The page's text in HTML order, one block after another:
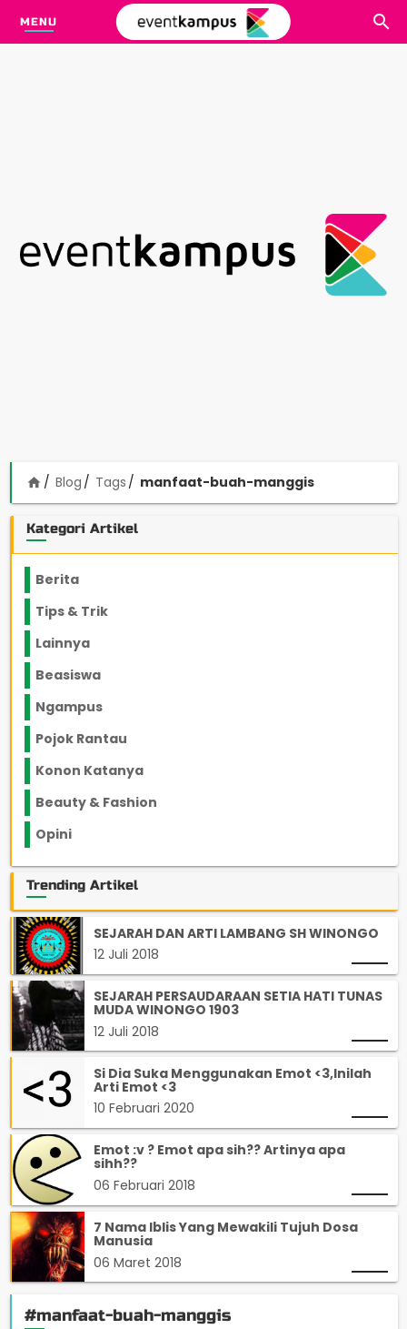
MENU
home Blog Tags manfaat-buah-manggis
Kategori Artikel
Berita
Tips & Trik
Lainnya
Beasiswa
Ngampus
Pojok Rantau
Konon Katanya
Beauty & Fashion
Opini
Trending Artikel
SEJARAH DAN ARTI LAMBANG SH WINONGO
12 Juli 2018
SEJARAH PERSAUDARAAN SETIA HATI TUNAS
MUDA WINONGO 1903
12 Juli 2018
Si Dia Suka Menggunakan Emot <3,Inilah
Arti Emot <3
10 Februari 2020
Emot :v ? Emot apa sih?? Artinya apa
sihh??
06 Februari 2018
7 Nama Iblis Yang Mewakili Tujuh Dosa
Manusia
06 Maret 2018
#manfaat-buah-manggis